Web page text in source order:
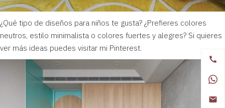
¿Qué tipo de diseños para niños te gusta? ¿Prefieres colores
neutros, estilo minimalista o colores fuertes y alegres? Si quieres
ver más ideas puedes visitar mi Pinterest.